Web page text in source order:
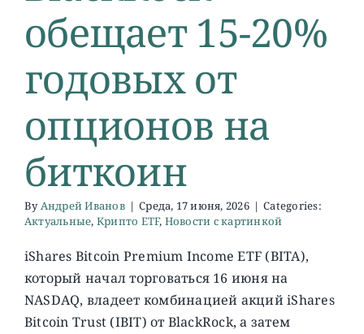
обещает 15-20%
годовых от
опционов на
биткоин
ByАндрей Иванов | Среда, 17 июня, 2026 | Categories:
Актуальные, Крипто ETF, Новости с картинкой
iShares Bitcoin Premium Income ETF (BITA),
который начал торговаться 16 июня на
NASDAQ, владеет комбинацией акций iShares
Bitcoin Trust (IBIT) от BlackRock, а затем